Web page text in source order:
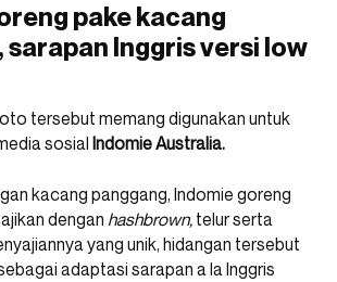
pake kacang
sarapan Inggris versi low
tersebut memang digunakan untuk
sosial IndomieAustralia.
kacang panggang, Indomie goreng
dengan hashbrown, telur serta
yang unik, hidangan tersebut
adaptasi sarapan a la Inggris